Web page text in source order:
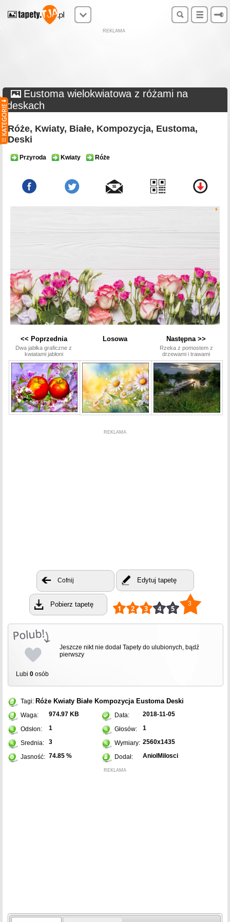
REKLAMA
Eustoma wielokwiatowa z różami na
deskach
Róże, Kwiaty, Białe, Kompozycja, Eustoma,
Deski
Przyroda Kwiaty Róże
<< Poprzednia
Dwa jabłka graficzne z
kwiatami jabłoni
Losowa Następna >>
Rzeka z pomostem z
drzewami i trawami
REKLAMA
Cofnij Edytuj tapetę
Pobierz tapetę 3
Lubi 0 osób
Jeszcze nikt nie dodał Tapety do ulubionych, bądź
pierwszy
Tagi: Róże Kwiaty Białe Kompozycja Eustoma Deski
Waga: 974.97 KB Data: 2018-11-05
Odsłon: 1 Głosów: 1
Srednia: 3 Wymiary: 2560x1435
Jasność: 74.85 % Dodał: AniolMilosci
REKLAMA